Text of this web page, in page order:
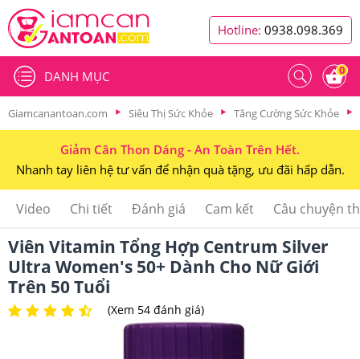
Hotline: 0938.098.369
0
DANH MỤC
Giamcanantoan.com Siêu Thị Sức Khỏe Tăng Cường Sức Khỏe
Giảm Cân Thon Dáng - An Toàn Trên Hết.
Nhanh tay liên hệ tư vấn để nhận quà tặng, ưu đãi hấp dẫn.
Video Chi tiết Đánh giá Cam kết Câu chuyện
Viên Vitamin Tổng Hợp Centrum Silver
Ultra Women's 50+ Dành Cho Nữ Giới
Trên 50 Tuổi
(Xem 54 đánh giá)